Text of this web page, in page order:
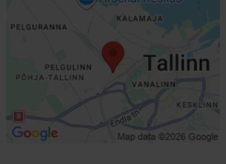
Tavallinen ovi, manuaalinen avaus (leveys > 800 mm)
Inva-WC
WLAN